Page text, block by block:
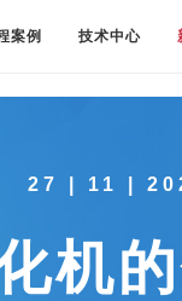
案例 技术中心
27 | 11 |
机